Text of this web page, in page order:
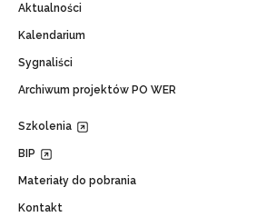
Aktualności
Kalendarium
Sygnaliści
Archiwum projektów PO WER
Szkolenia
BIP
Materiały do pobrania
Kontakt